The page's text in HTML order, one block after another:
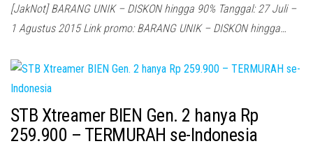
[JakNot] BARANG UNIK – DISKON hingga 90% Tanggal: 27 Juli –
1 Agustus 2015 Link promo: BARANG UNIK – DISKON hingga…
STB Xtreamer BIEN Gen. 2 hanya Rp
259.900 – TERMURAH se-Indonesia